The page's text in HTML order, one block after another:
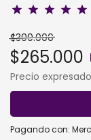
star star star star star
$300.000
$265.000
Precio
Pagando con: